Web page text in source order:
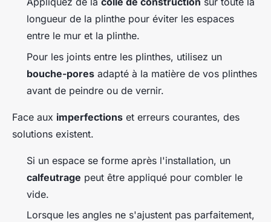
longueur de la plinthe pour éviter les espaces
entre le mur et la plinthe.
Pour les joints entre les plinthes, utilisez un
bouche-pores adapté à la matière de vos plinthes
avant de peindre ou de vernir.
Face aux imperfections et erreurs courantes, des
solutions existent.
Si un espace se forme après l'installation, un
calfeutrage peut être appliqué pour combler le
vide.
Lorsque les angles ne s'ajustent pas parfaitement,